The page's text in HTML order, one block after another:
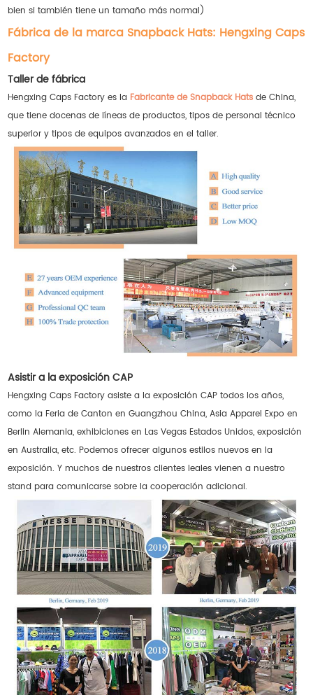
bien si también tiene un tamaño más normal)
Fábrica de la marca Snapback Hats: Hengxing Caps
Factory
Taller de fábrica
Hengxing Caps Factory es la Fabricante de Snapback Hats de China,
que tiene docenas de líneas de productos, tipos de personal técnico
superior y tipos de equipos avanzados en el taller.
Asistir a la exposición CAP
Hengxing Caps Factory asiste a la exposición CAP todos los años,
como la Feria de Canton en Guangzhou China, Asia Apparel Expo en
Berlin Alemania, exhibiciones en Las Vegas Estados Unidos, exposición
en Australia, etc. Podemos ofrecer algunos estilos nuevos en la
exposición. Y muchos de nuestros clientes leales vienen a nuestro
stand para comunicarse sobre la cooperación adicional.